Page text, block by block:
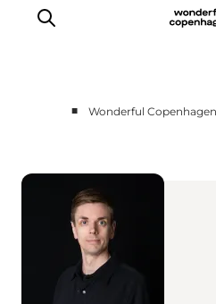
Press Room
About Wonderful
DestinationPay
■ Wonderful Copenhagen